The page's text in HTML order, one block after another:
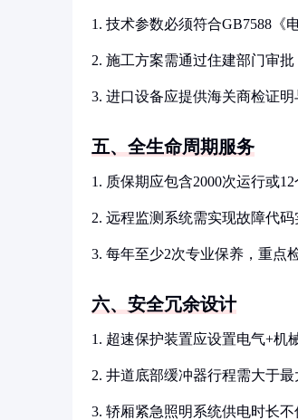
1. 技术参数必须符合GB7588《
2. 施工方案需通过住建部门审
3. 进口设备应提供海关商检证
五、全生命周期服务
1. 质保期应包含2000次运行或12
2. 远程监测系统需实现故障代
3. 每年至少2次专业保养，重点
六、安全冗余设计
1. 超速保护装置应设置电气+机
2. 井道底部缓冲器行程需大于
3. 轿厢紧急照明系统供电时长不